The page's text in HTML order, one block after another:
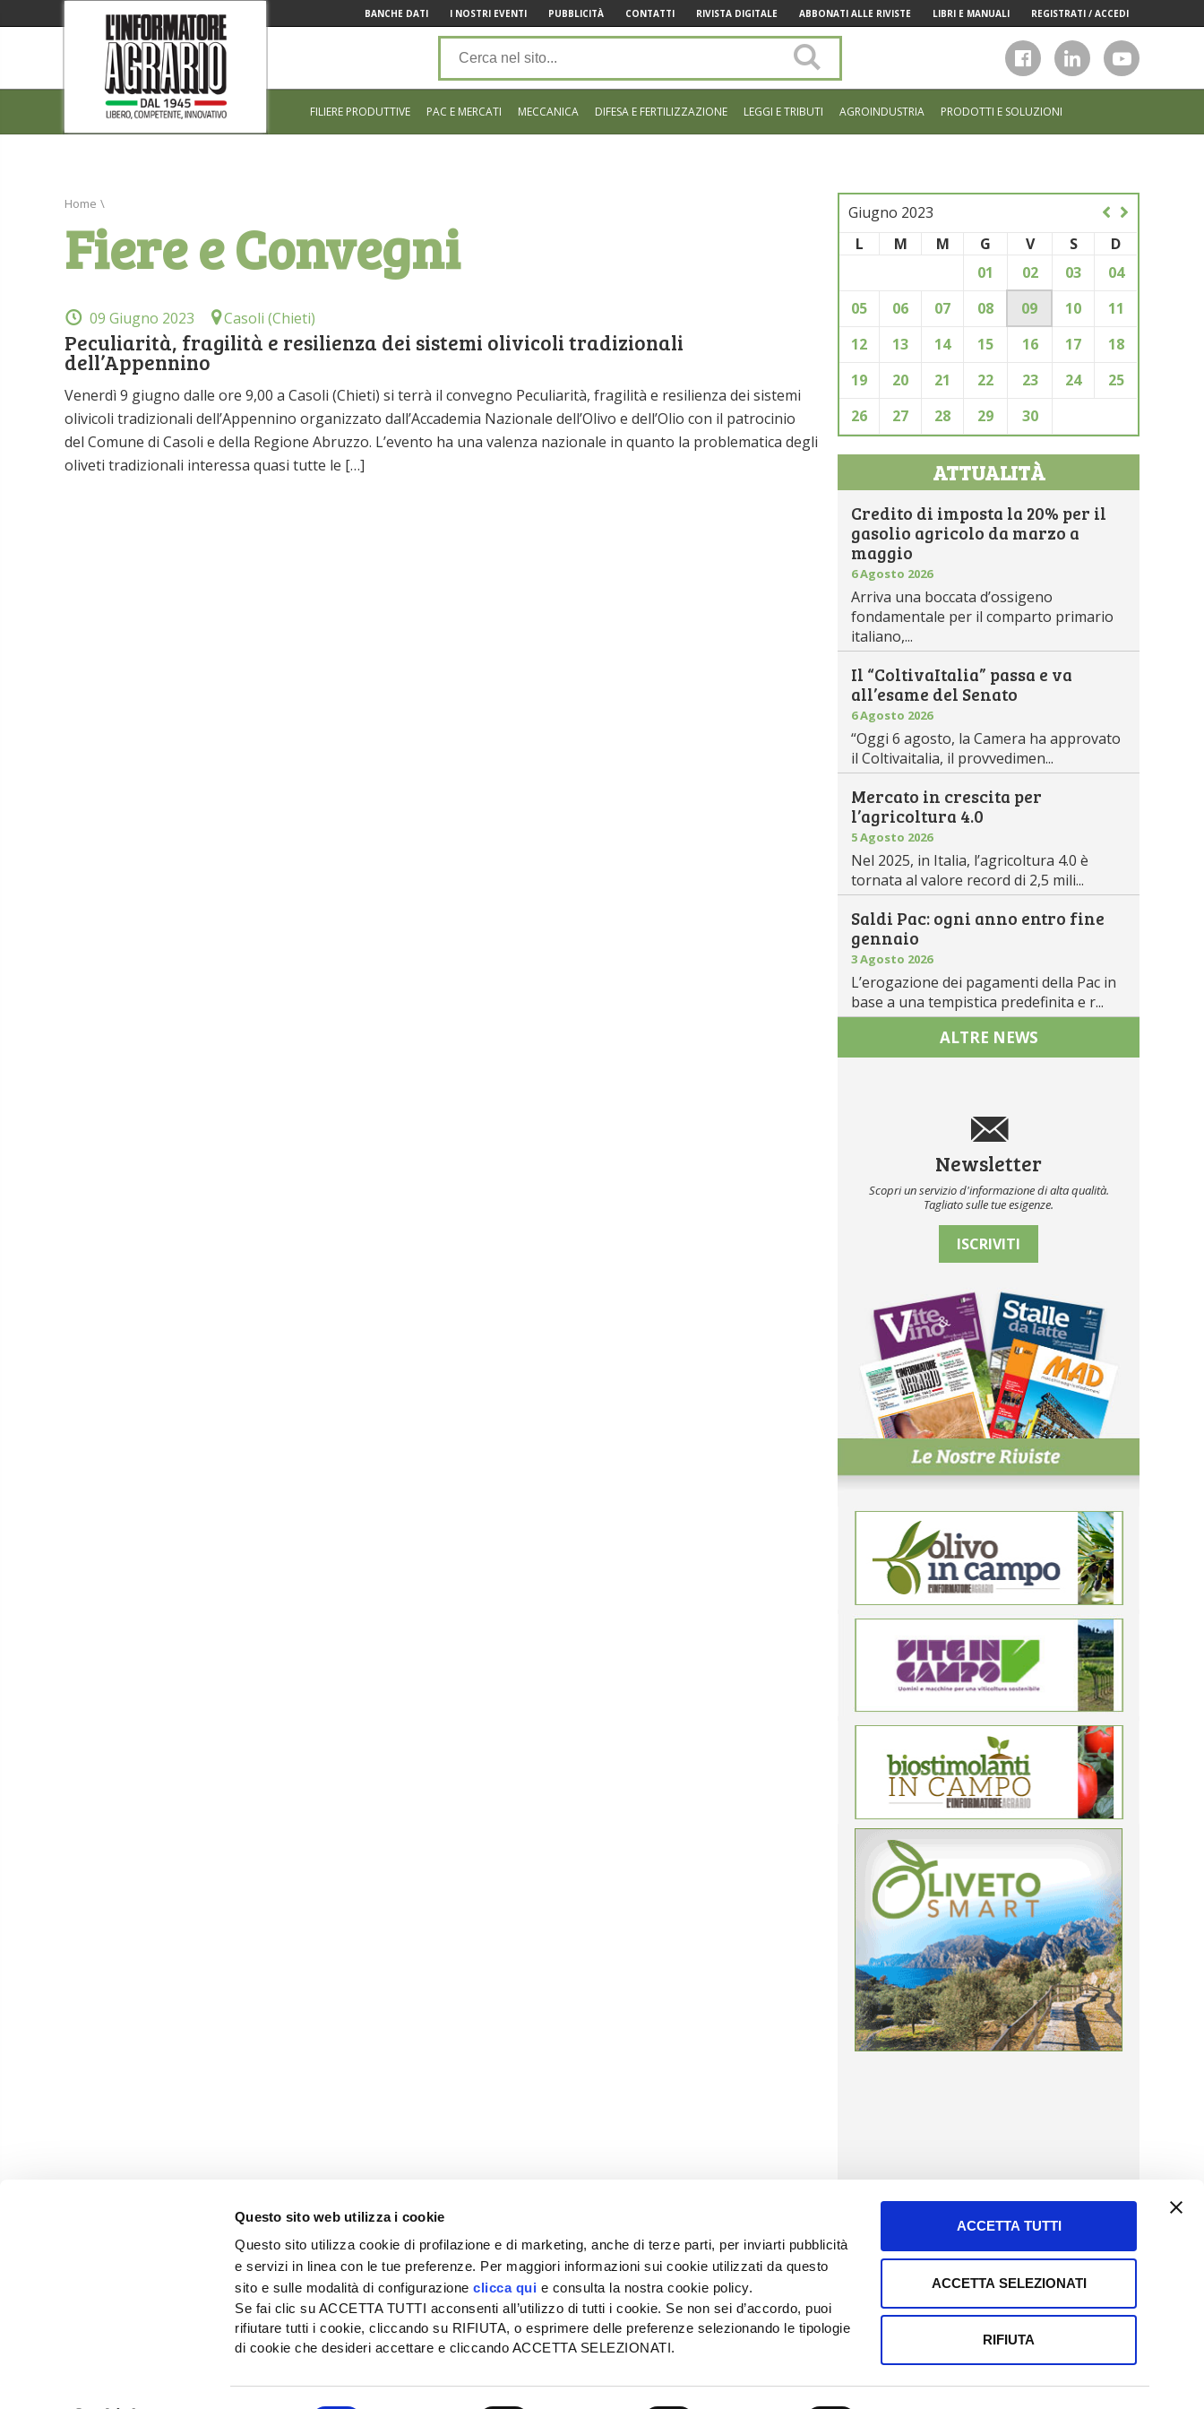
Questo sito web utilizza i cookie
Questo sito utilizza cookie di profilazione e di marketing, anche di terze parti, per inviarti pubblicità
e servizi in linea con le tue preferenze. Per maggiori informazioni sui cookie utilizzati da questo
sito e sulle modalità di configurazioneclicca qui e consulta la nostra cookie policy.
Se fai clic su ACCETTA TUTTI acconsenti all’utilizzo di tutti i cookie. Se non sei d’accordo, puoi
rifiutare tutti i cookie, cliccando su RIFIUTA, o esprimere delle preferenze selezionando le tipologie
di cookie che desideri accettare e cliccando ACCETTA SELEZIONATI.
ACCETTA TUTTI
ACCETTA SELEZIONATI
RIFIUTA
BANCHE DATI I NOSTRI EVENTI PUBBLICITÀ CONTATTI RIVISTA DIGITALE ABBONATI ALLE RIVISTE LIBRI E MANUALI REGISTRATI / ACCEDI
sito
FILIERE PRODUTTIVE PAC E MERCATI MECCANICA DIFESA E FERTILIZZAZIONE LEGGI E TRIBUTI AGROINDUSTRIA PRODOTTI E SOLUZIONI
Home \
Fiere e Convegni
09 Giugno 2023 Casoli (Chieti)
Peculiarità, fragilità e resilienza dei sistemi olivicoli tradizionali
dell’Appennino
Venerdì 9 giugno dalle ore 9,00 a Casoli (Chieti) si terrà il convegno Peculiarità, fragilità e resilienza dei sistemi
olivicoli tradizionali dell’Appennino organizzato dall’Accademia Nazionale dell’Olivo e dell’Olio con il patrocinio
del Comune di Casoli e della Regione Abruzzo. L’evento ha una valenza nazionale in quanto la problematica degli
oliveti tradizionali interessa quasi tutte le […]
Giugno 2023
L
M M G V S
D
01
02 03
04
05
06 07 08 09 10
11
12
13 14 15 16 17
18
19
20 21 22 23 24
25
26
27 28 29 30
ATTUALITÀ
Credito di imposta la 20% per il
gasolio agricolo da marzo a
maggio
6 Agosto 2026
Arriva una boccata d’ossigeno
fondamentale per il comparto primario
italiano,...
Il “ColtivaItalia” passa e va
all’esame del Senato
6 Agosto 2026
“Oggi 6 agosto, la Camera ha approvato
il Coltivaitalia, il provvedimen...
Mercato in crescita per
l’agricoltura 4.0
5 Agosto 2026
Nel 2025, in Italia, l’agricoltura 4.0 è
tornata al valore record di 2,5 mili...
Saldi Pac: ogni anno entro fine
gennaio
3 Agosto 2026
L’erogazione dei pagamenti della Pac in
base a una tempistica predefinita e r...
ALTRE NEWS
Newsletter
Scopri un servizio d'informazione di alta qualità.
Tagliato sulle tue esigenze.
ISCRIVITI
EDIZIONI L'INFORMATORE AGRARIO Srl
SEDE
Tel + 39.045.8057511
info@informatoreagrario.it
PUBBLICITÀ
Tel + 39.045.8057523
pubblicita@informatoreagrario.it
Tel + 39.045.8009480
clienti@informatoreagrario.it